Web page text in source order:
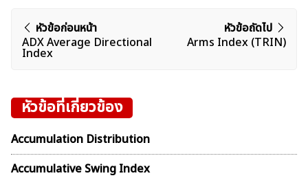
แนะแนว
เรื่อง
หัวข้อก่อนหน้า
ADX Average Directional
Index
หัวข้อถัดไป
Arms Index (TRIN)
หัวข้อที่เกี่ยวข้อง
Accumulation Distribution
Accumulative Swing Index